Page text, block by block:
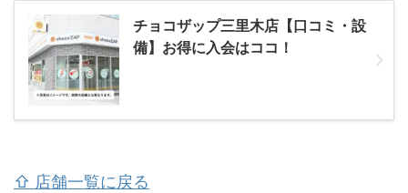
チョコザップ三里木店【口コミ・設
備】お得に入会はココ！
⇧ 店舗一覧に戻る